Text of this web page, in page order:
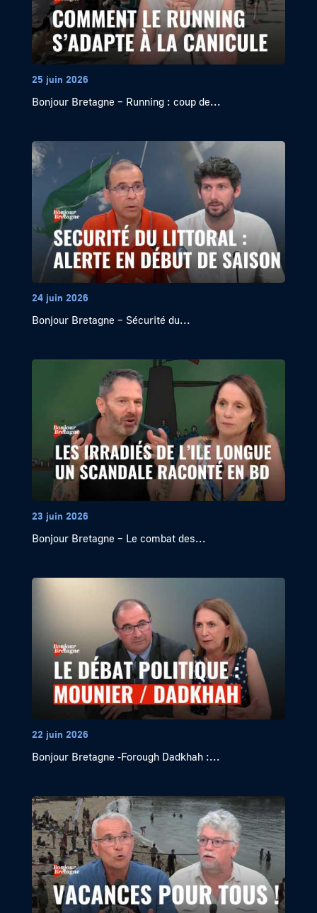
25 juin 2026
Bonjour Bretagne – Running : coup de...
24 juin 2026
Bonjour Bretagne – Sécurité du...
23 juin 2026
Bonjour Bretagne – Le combat des...
22 juin 2026
Bonjour Bretagne -Forough Dadkhah :...